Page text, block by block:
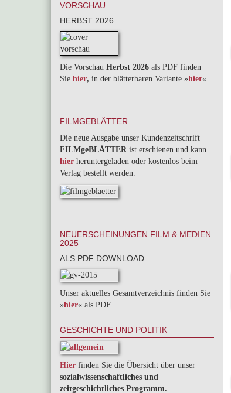
VORSCHAU
HERBST 2026
Die Vorschau Herbst 2026 als PDF finden
Sie hier, in der blätterbaren Variante »hier«
FILMGEBLÄTTER
Die neue Ausgabe unser Kundenzeitschrift
FILMgeBLÄTTER ist erschienen und kann
hier heruntergeladen oder kostenlos beim
Verlag bestellt werden.
NEUERSCHEINUNGEN FILM & MEDIEN
2025
ALS PDF DOWNLOAD
Unser aktuelles Gesamtverzeichnis finden Sie
»hier« als PDF
GESCHICHTE UND POLITIK
Hier finden Sie die Übersicht über unser
sozialwissenschaftliches und
zeitgeschichtliches Programm.